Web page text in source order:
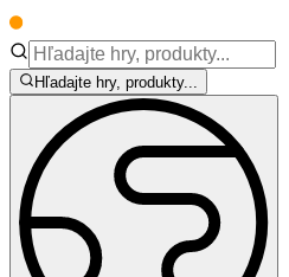
Hľadajte hry, produkty...